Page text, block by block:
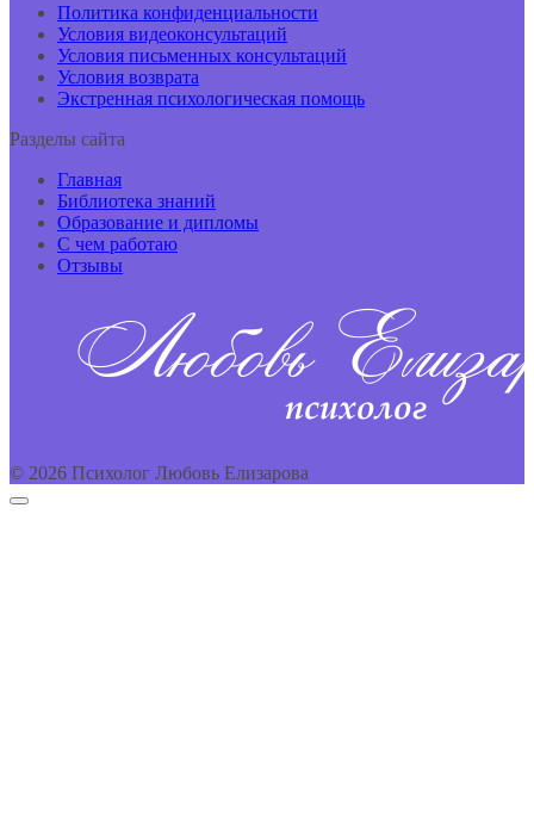
Политика конфиденциальности
Условия видеоконсультаций
Условия письменных консультаций
Условия возврата
Экстренная психологическая помощь
Разделы сайта
Главная
Библиотека знаний
Образование и дипломы
С чем работаю
Отзывы
© 2026 Психолог Любовь Елизарова